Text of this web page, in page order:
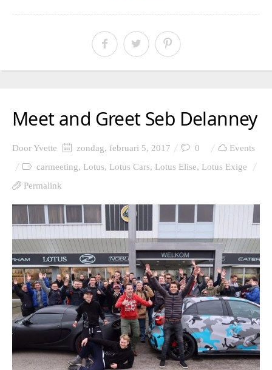
Meet and Greet Seb Delanney
DoorYvette zondag, februari 5, 2017 0
Events
carmeeting, Lotus, Lotus Cars, Lotus Elise, Lotus Exige
Permalink